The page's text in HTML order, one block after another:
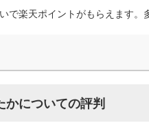
で楽天ポイントがもらえます
かについての評判